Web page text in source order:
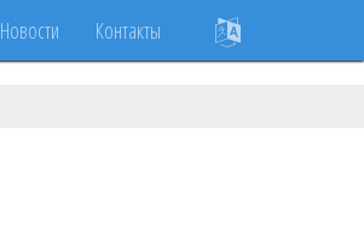
Новости Контакты